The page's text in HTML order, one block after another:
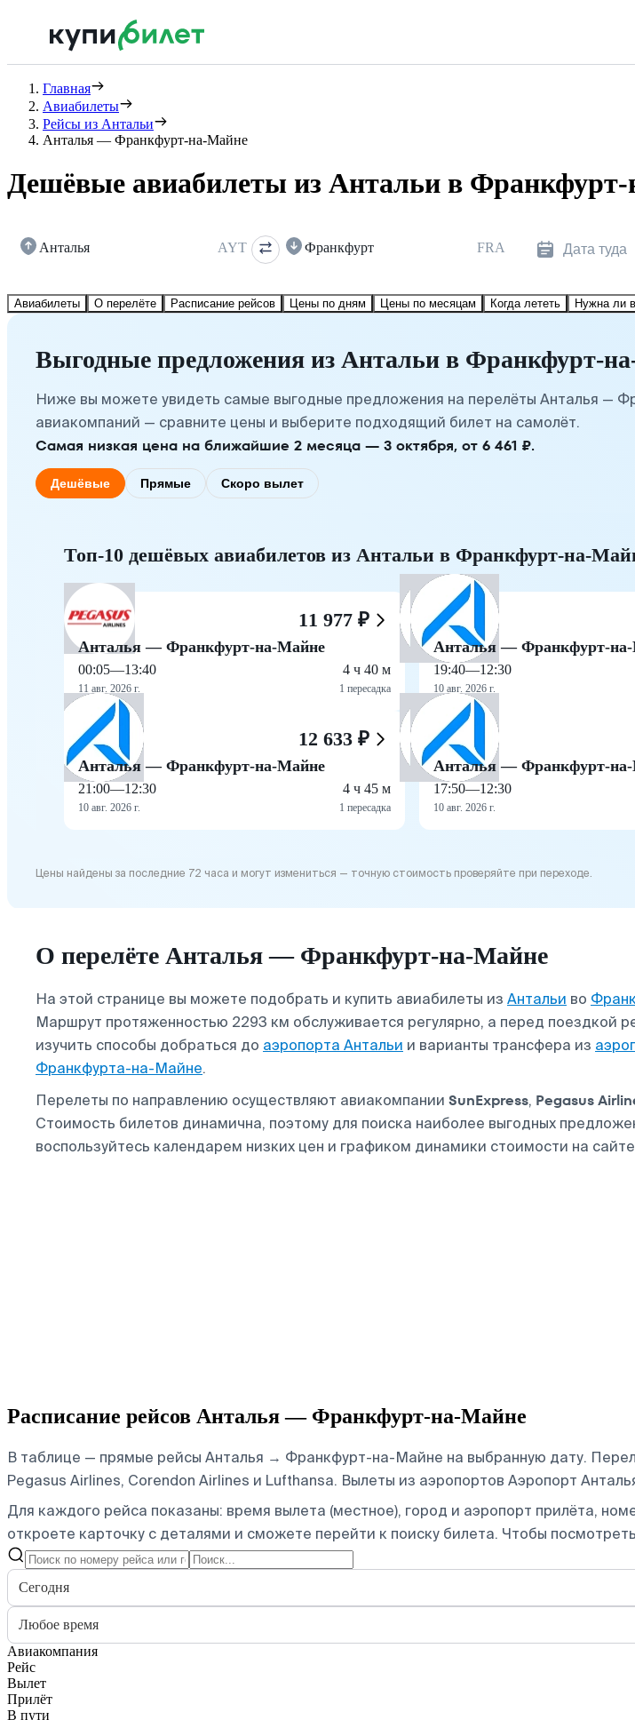
Главная
Авиабилеты
Рейсы из Антальи
Анталья — Франкфурт-на-Майне
Дешёвые авиабилеты из Антальи в
Анталья AYT Франкфурт FRA Дата туда
Авиабилеты О перелёте Расписание рейсов Цены по дням Цены по месяцам Когда лететь Нужна ли
Выгодные предложения из Антальи в Франкфурт-
Ниже вы можете увидеть самые выгодные предложения на перелёты Анталья
авиакомпаний — сравните цены и выберите подходящий билет на самолёт.
Самая низкая цена на ближайшие 2 месяца — 3 октября, от 6 461 ₽.
Дешёвые Прямые Скоро вылет
Топ-10 дешёвых авиабилетов из Антальи в Франкфурт-на-
11 977 ₽
Анталья — Франкфурт-на-Майне
00:05—13:40
11 авг. 2026 г.
4 ч 40 м
1 пересадка
12 633 ₽
Анталья — Франкфурт-на-Майне
21:00—12:30
10 авг. 2026 г.
4 ч 45 м
1 пересадка
Анталья — Франкфурт-
19:40—12:30
10 авг. 2026 г.
Анталья — Франкфурт-
17:50—12:30
10 авг. 2026 г.
Цены найдены за последние 72 часа и могут измениться — точную стоимость проверяйте при переходе.
О перелёте Анталья — Франкфурт-на-Майне
На этой странице вы можете подобрать и купить авиабилеты из Антальи во
Маршрут протяженностью 2293 км обслуживается регулярно, а перед поездкой
изучить способы добраться до аэропорта Антальи и варианты трансфера из
Франкфурта-на-Майне.
Перелеты по направлению осуществляют авиакомпании SunExpress, Pegasus
Стоимость билетов динамична, поэтому для поиска наиболее выгодных
воспользуйтесь календарем низких цен и графиком динамики стоимости на
Расписание рейсов Анталья — Франкфурт-на-Майне
В таблице — прямые рейсы Анталья → Франкфурт-на-Майне на выбранную дату.
Pegasus Airlines, Corendon Airlines и Lufthansa. Вылеты из аэропортов Аэропорт
Для каждого рейса показаны: время вылета (местное), город и аэропорт прилёта,
откроете карточку с деталями и сможете перейти к поиску билета. Чтобы
Сегодня
Любое время
Авиакомпания
Рейс
Вылет
Прилёт
В пути